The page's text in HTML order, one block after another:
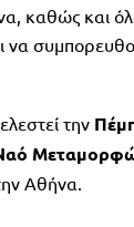
καθώς και
να
την
Αθήνα.